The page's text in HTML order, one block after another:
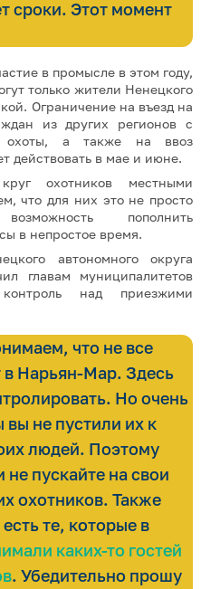
сроки. Этот момент
в промысле в этом году,
только жители Ненецкого
Ограничение на въезд на
из других регионов с
охоты, а также на ввоз
действовать в мае и июне.
охотников местными
что для них это не просто
пополнить
в непростое время.
автономного округа
главам муниципалитетов
над приезжими
что не все
в Нарьян-Мар. Здесь
Но очень
не пустили их к
людей. Поэтому
не пускайте на свои
охотников. Также
те, которые в
каких-то гостей
. Убедительно прошу